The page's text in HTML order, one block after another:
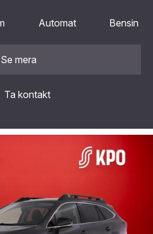
Automat Bensin
Se mera
Ta kontakt